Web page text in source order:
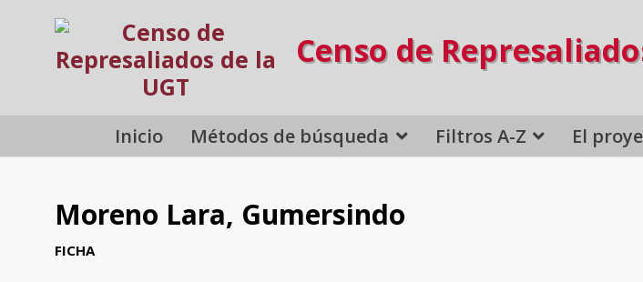
Censo de
Inicio Métodos de búsqueda Filtros A-Z El
Moreno Lara, Gumersindo
FICHA